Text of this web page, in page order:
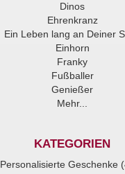
Dinos
Ehrenkranz
Ein Leben lang an Deiner
Einhorn
Franky
Fußballer
Genießer
Mehr...
KATEGORIEN
Personalisierte Geschenke